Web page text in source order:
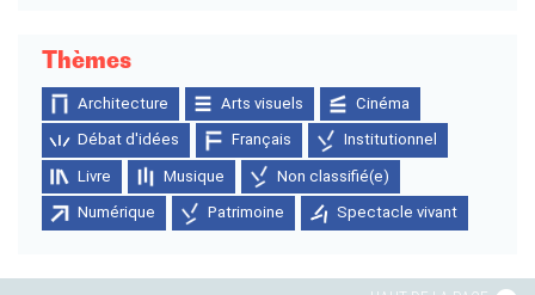
Thèmes
Architecture Arts visuels Cinéma
Débat d'idées Français Institutionnel
Livre Musique Non classifié(e)
Numérique Patrimoine Spectacle vivant